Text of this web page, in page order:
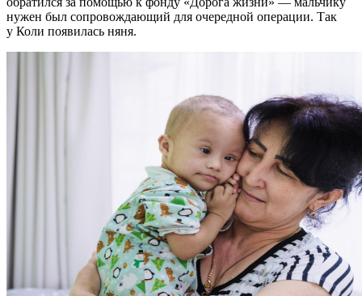
нужен был сопровождающий для очередной операции. Так
у Коли появилась няня.